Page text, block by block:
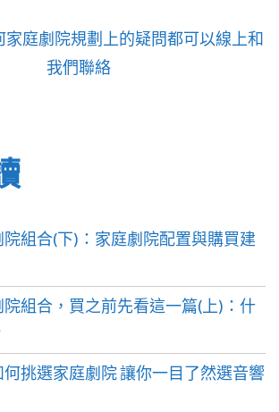
家庭劇院規劃上的疑問都可以線上和
我們聯絡
組合(下)：家庭劇院配置與購買建
組合，買之前先看這一篇(上)：什
挑選家庭劇院 讓你一目了然選音響